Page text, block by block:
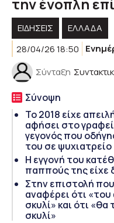
την ένοπλη
ΕΙΔΗΣΕΙΣ
ΕΛΛΑΔΑ
28/04/26 18:50
Σύνταξη
Σύνοψη
Το 2018 είχε
αφήσει στο
γεγονός που
του σε ψυχιατρείο
Η εγγονή του
παππούς της είχε
Στην επιστολή
αναφέρει ότι
σκυλί» και ότι «θα
σκυλί»